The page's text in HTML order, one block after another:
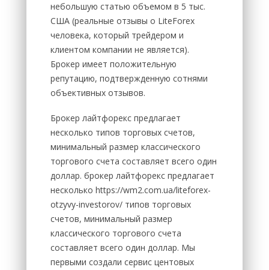
небольшую статью объемом в 5 тыс.
США (реальные отзывы о LiteForex
человека, который трейдером и
клиентом компании не является).
Брокер имеет положительную
репутацию, подтвержденную сотнями
объективных отзывов.
Брокер лайтфорекс предлагает
несколько типов торговых счетов,
минимальный размер классического
торгового счета составляет всего один
доллар. брокер лайтфорекс предлагает
несколько https://wm2.com.ua/liteforex-
otzyvy-investorov/ типов торговых
счетов, минимальный размер
классического торгового счета
составляет всего один доллар. Мы
первыми создали сервис центовых